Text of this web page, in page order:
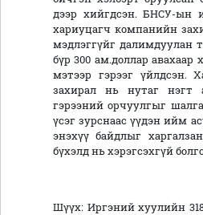
дээр хийгдсэн. БНСУ-ын
хариуцагч компанийн
мэдлэггүйг далимдуулан
бүр 300 ам.доллар авахаар
мэтээр гэрээг үйлдсэн.
захирал нь нутаг нэгт
гэрээний орчуулгыг
үсэг зурснаас үүдэн ийм
энэхүү байдлыг
бүхэлд нь хэрэгсэхгүй
Шүүх: Иргэний хуулийн